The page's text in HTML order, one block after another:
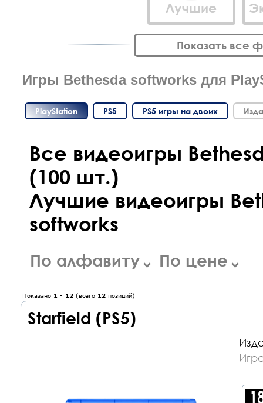
Лучшие
Показать все
Игры Bethesda softworks для
PlayStation PS5 PS5 игры на двоих
Все видеоигры
(100 шт.)
Лучшие видеоигры
softworks
По алфавиту По цене
Показано 1 - 12 (всего 12 позиций)
Starfield (PS5)